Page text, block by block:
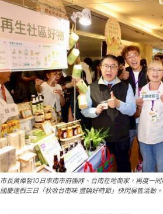
市長黃偉哲10日率南市府團隊、台南在地商家，再度一
國慶連假三日「秋收台南味 豐饒好時節」快閃展售活動。